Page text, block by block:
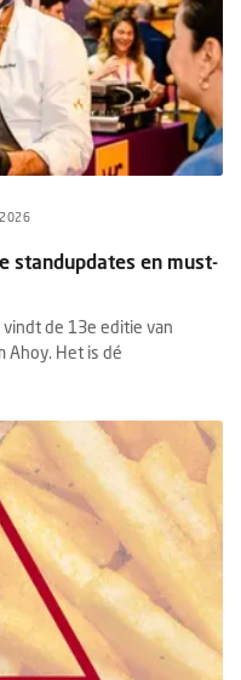
2026
standupdates en must-
de 13e editie van
Ahoy. Het is dé